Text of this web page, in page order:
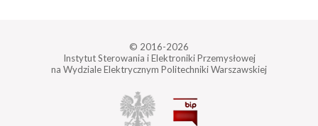
© 2016-2026
Instytut Sterowania i Elektroniki Przemysłowej
na Wydziale Elektrycznym Politechniki Warszawskiej